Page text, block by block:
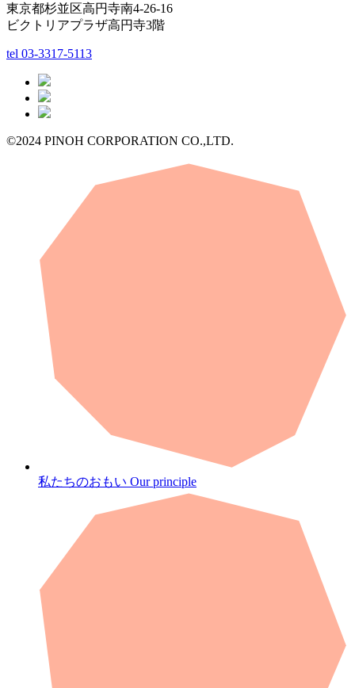
東京都杉並区高円寺南4-26-16
ビクトリアプラザ高円寺3階
tel 03-3317-5113
©2024 PINOH CORPORATION CO.,LTD.
私たちのおもい Our principle